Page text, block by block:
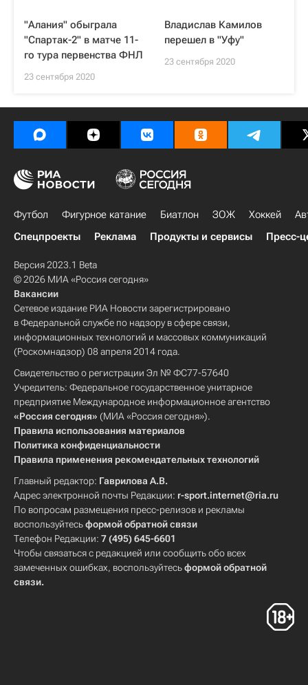
"Алания" обыграла
"Спартак-2" в матче 11-
го тура первенства ФНЛ
23 сентября 2020
Владислав Камилов
перешел в "Уфу"
23 сентября 2020
Футбол Фигурное катание Биатлон ЗОЖ Хоккей
Спецпроекты
Реклама Продукты и сервисы Пресс-
Версия 2023.1 Beta
© 2026 МИА «Россия сегодня»
Вакансии
Сетевое издание РИА Новости зарегистрировано
в Федеральной службе по надзору в сфере связи,
информационных технологий и массовых коммуникаций
(Роскомнадзор) 08 апреля 2014 года.
Свидетельство о регистрации Эл № ФС77-57640
Учредитель: Федеральное государственное унитарное
предприятие Международное информационное агентство
«Россия сегодня» (МИА «Россия сегодня»).
Правила использования материалов
Политика конфиденциальности
Правила применения рекомендательных технологий
Главный редактор: Гаврилова А.В.
Адрес электронной почты Редакции: r-sport.internet@ria.ru
По вопросам размещения пресс-релизов и рекламы
воспользуйтесьформой обратной связи
Телефон Редакции: 7 (495) 645-6601
Чтобы связаться с редакцией или сообщить обо всех
замеченных ошибках, воспользуйтесьформой обратной
связи.